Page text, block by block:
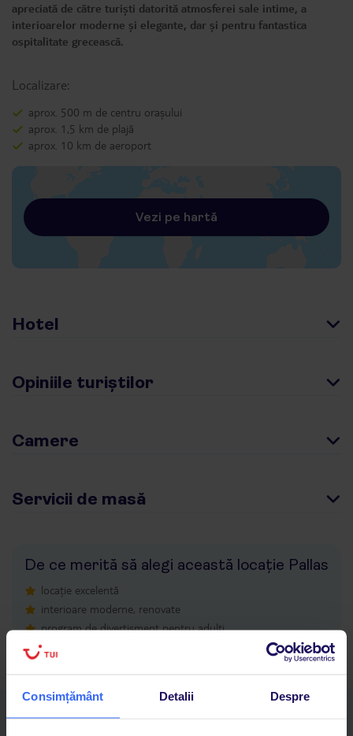
Consimțământ Detalii Despre
apreciată de către turiști datorită atmosferei sale intime, a
interioarelor moderne și elegante, dar și pentru fantastica
ospitalitate grecească.
Localizare:
aprox. 500 m de centru orașului
aprox. 1,5 km de plajă
aprox. 10 km de aeroport
Vezi pe hartă
Hotel
Opiniile turiștilor
Camere
Servicii de masă
De ce merită să alegi această locație Pallas
locație excelentă
interioare moderne, renovate
program de divertisment pentru adulți
Descarcă acum aplicația TUI